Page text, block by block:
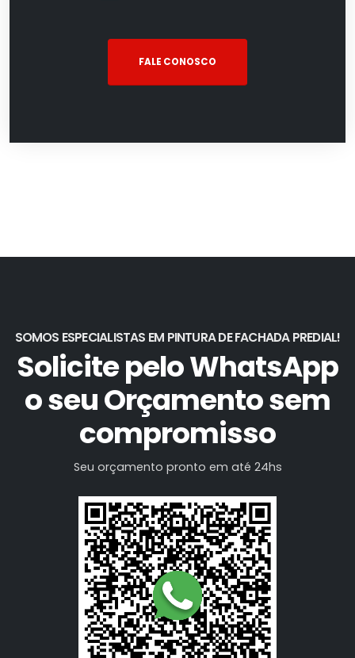
FALE CONOSCO
SOMOS ESPECIALISTAS EM PINTURA DE FACHADA PREDIAL!
Solicite pelo WhatsApp
o seu Orçamento sem
compromisso
Seu orçamento pronto em até 24hs